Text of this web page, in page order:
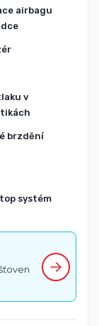
airbagu
v
brzdění
systém